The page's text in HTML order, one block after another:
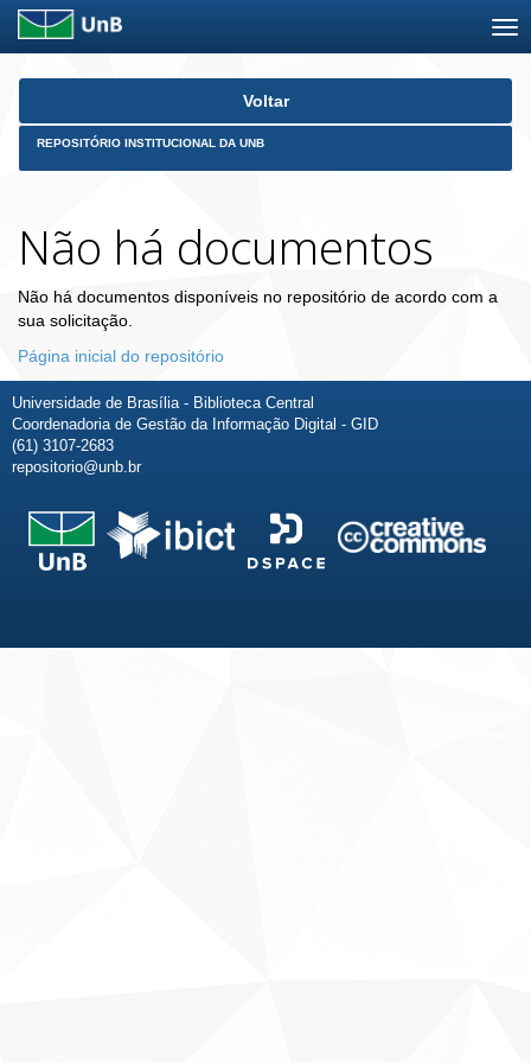
Skip
Voltar
REPOSITÓRIO INSTITUCIONAL DA UNB
Não há documentos
Não há documentos disponíveis no repositório de acordo com a
sua solicitação.
Página inicial do repositório
Universidade de Brasília - Biblioteca Central
Coordenadoria de Gestão da Informação Digital - GID
(61) 3107-2683
repositorio@unb.br